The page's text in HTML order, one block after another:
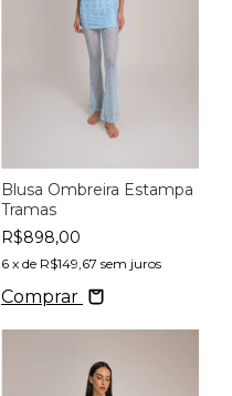
Blusa Ombreira Estampa
Tramas
R$898,00
6 x de R$149,67 sem juros
Comprar